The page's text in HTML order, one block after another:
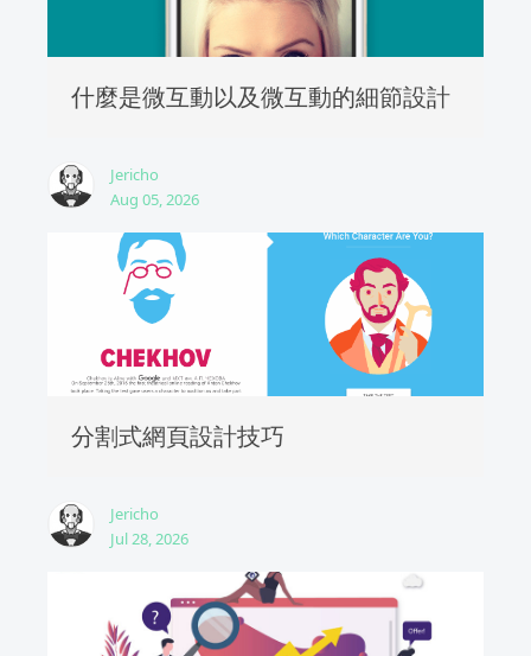
什麼是微互動以及微互動的細節設計
Jericho
Aug 05, 2026
分割式網頁設計技巧
Jericho
Jul 28, 2026